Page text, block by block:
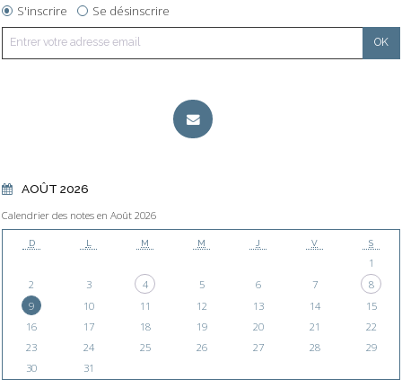
S'inscrire Se désinscrire
AOÛT 2026
Calendrier des notes en Août 2026
D L M M J V S
1
2
3 4 5 6 7
8
9
10 11 12 13 14
15
16
17 18 19 20 21
22
23
24 25 26 27 28
29
30
31